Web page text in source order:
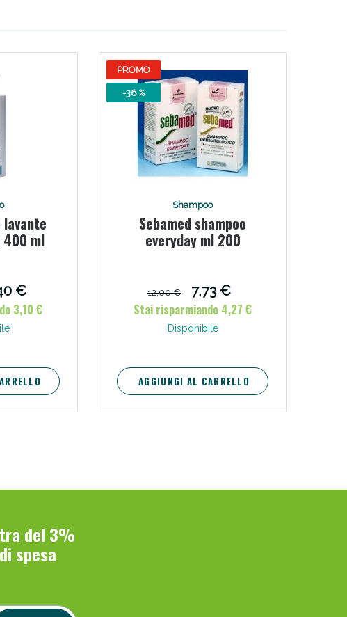
lavante
400 ml
€
3,10 €
PROMO
-36 %
Shampoo
Sebamed shampoo
everyday ml 200
12,00 €
7,73 €
Stai risparmiando 4,27 €
Disponibile
AGGIUNGI AL CARRELLO
del 3%
spesa
oggi!